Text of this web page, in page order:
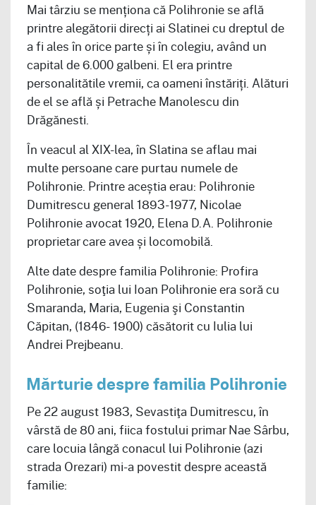
Mai târziu se menționa că Polihronie se află
printre alegătorii direcți ai Slatinei cu dreptul de
a fi ales în orice parte și în colegiu, având un
capital de 6.000 galbeni. El era printre
personalitătile vremii, ca oameni înstăriți. Alături
de el se află și Petrache Manolescu din
Drăgănesti.
În veacul al XIX-lea, în Slatina se aflau mai
multe persoane care purtau numele de
Polihronie. Printre aceștia erau: Polihronie
Dumitrescu general 1893-1977, Nicolae
Polihronie avocat 1920, Elena D.A. Polihronie
proprietar care avea și locomobilă.
Alte date despre familia Polihronie: Profira
Polihronie, soţia lui Ioan Polihronie era soră cu
Smaranda, Maria, Eugenia şi Constantin
Căpitan, (1846- 1900) căsătorit cu Iulia lui
Andrei Prejbeanu.
Mărturie despre familia Polihronie
Pe 22 august 1983, Sevastiţa Dumitrescu, în
vârstă de 80 ani, fiica fostului primar Nae Sârbu,
care locuia lângă conacul lui Polihronie (azi
strada Orezari) mi-a povestit despre această
familie: